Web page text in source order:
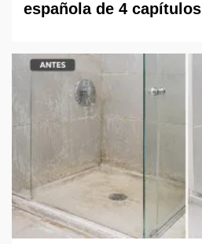
española de 4 capítulos